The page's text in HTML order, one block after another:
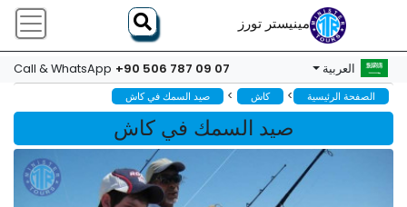
مينيستر تورز
العربية Call & WhatsApp +90 506 787 09 07
الصفحة الرئيسية > كاش > صيد السمك في كاش
صيد السمك في كاش